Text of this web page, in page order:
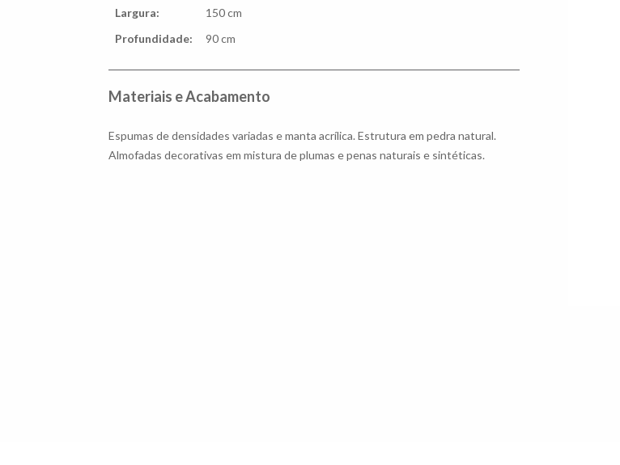
Largura:
150 cm
Profundidade:
90 cm
Materiais e Acabamento
Espumas de densidades variadas e manta acrílica. Estrutura em pedra natural.
Almofadas decorativas em mistura de plumas e penas naturais e sintéticas.